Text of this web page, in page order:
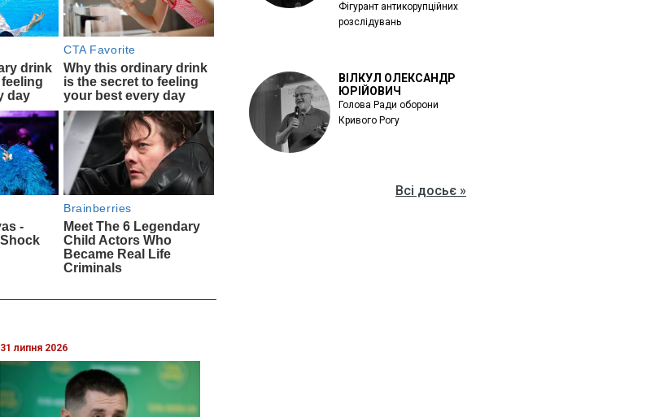
31 липня 2026
Фігурант антикорупційних
розслідувань
ВІЛКУЛ ОЛЕКСАНДР
ЮРІЙОВИЧ
Голова Ради оборони
Кривого Рогу
Всі досьє »